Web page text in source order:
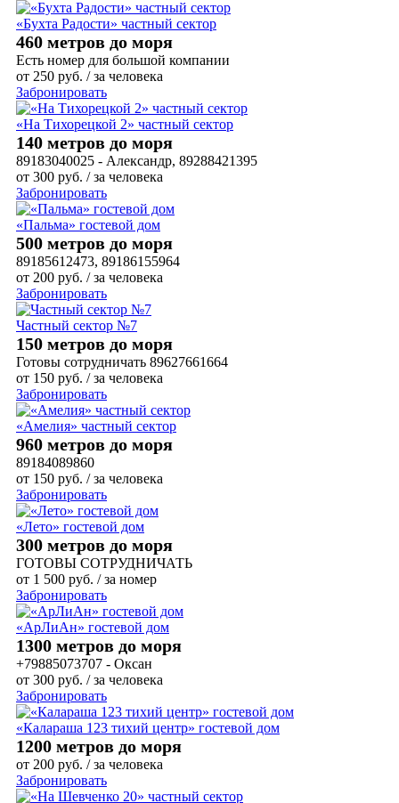
«Бухта Радости» частный сектор
460 метров до моря
Есть номер для большой компании
от 250 руб. / за человека
Забронировать
«На Тихорецкой 2» частный сектор
140 метров до моря
89183040025 - Александр, 89288421395
от 300 руб. / за человека
Забронировать
«Пальма» гостевой дом
500 метров до моря
89185612473, 89186155964
от 200 руб. / за человека
Забронировать
Частный сектор №7
150 метров до моря
Готовы сотрудничать 89627661664
от 150 руб. / за человека
Забронировать
«Амелия» частный сектор
960 метров до моря
89184089860
от 150 руб. / за человека
Забронировать
«Лето» гостевой дом
300 метров до моря
ГОТОВЫ СОТРУДНИЧАТЬ
от 1 500 руб. / за номер
Забронировать
«АрЛиАн» гостевой дом
1300 метров до моря
+79885073707 - Оксан
от 300 руб. / за человека
Забронировать
«Калараша 123 тихий центр» гостевой дом
1200 метров до моря
от 200 руб. / за человека
Забронировать